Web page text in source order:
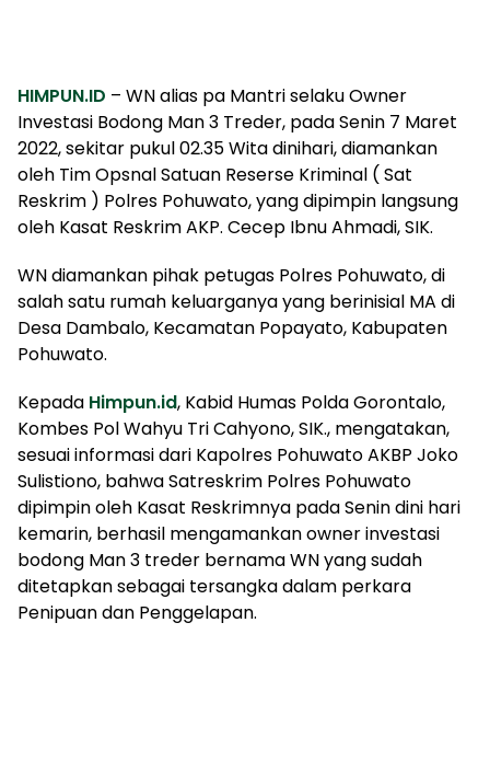
HIMPUN.ID – WN alias pa Mantri selaku Owner
Investasi Bodong Man 3 Treder, pada Senin 7 Maret
2022, sekitar pukul 02.35 Wita dinihari, diamankan
oleh Tim Opsnal Satuan Reserse Kriminal ( Sat
Reskrim ) Polres Pohuwato, yang dipimpin langsung
oleh Kasat Reskrim AKP. Cecep Ibnu Ahmadi, SIK.
WN diamankan pihak petugas Polres Pohuwato, di
salah satu rumah keluarganya yang berinisial MA di
Desa Dambalo, Kecamatan Popayato, Kabupaten
Pohuwato.
Kepada Himpun.id, Kabid Humas Polda Gorontalo,
Kombes Pol Wahyu Tri Cahyono, SIK., mengatakan,
sesuai informasi dari Kapolres Pohuwato AKBP Joko
Sulistiono, bahwa Satreskrim Polres Pohuwato
dipimpin oleh Kasat Reskrimnya pada Senin dini hari
kemarin, berhasil mengamankan owner investasi
bodong Man 3 treder bernama WN yang sudah
ditetapkan sebagai tersangka dalam perkara
Penipuan dan Penggelapan.